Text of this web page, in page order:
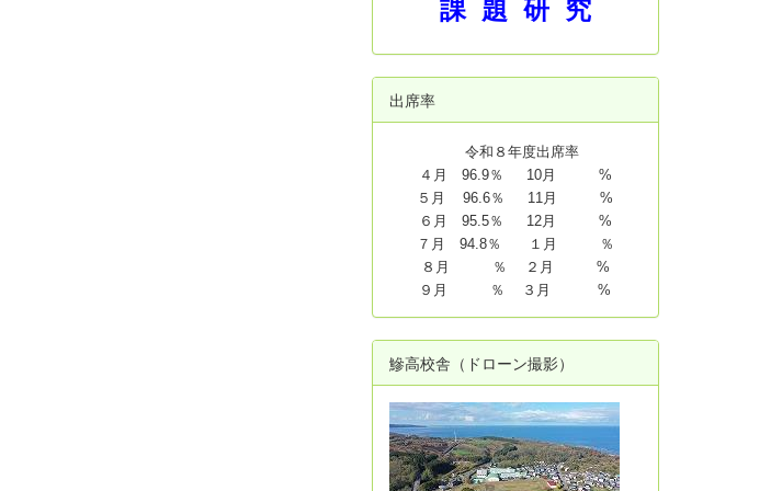
課 題 研 究
出席率
令和８年度出席率
４月 96.9％ 10月 %
５月 96.6％ 11月 %
６月 95.5％ 12月 %
７月 94.8％ １月 ％
８月 ％ ２月 %
９月 ％ ３月 %
鰺高校舎（ドローン撮影）